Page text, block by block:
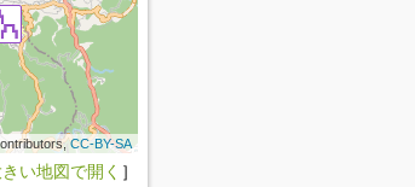
CC-BY-SA
い地図で開く ］